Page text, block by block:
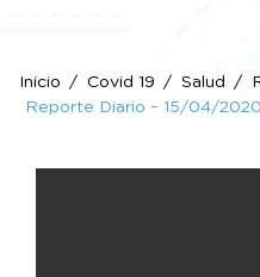
Inicio Covid 19 Salud
Reporte Diario – 15/04/2020